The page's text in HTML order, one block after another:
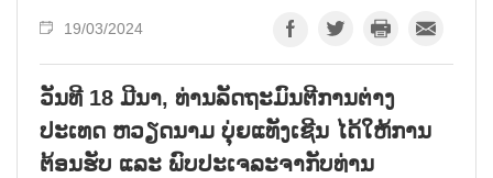
19/03/2024
ວັນທີ 18 ມີນາ, ທ່ານລັດຖະມົນຕີການຕ່າງ
ປະເທດ ຫວຽດນາມ ບຸ່ຍແທັງເຊີນ ໄດ້ໃຫ້ການ
ຕ້ອນຮັບ ແລະ ພົບປະເຈລະຈາກັບທ່ານ